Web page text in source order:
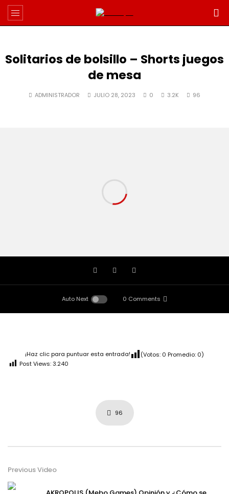
Solitarios de bolsillo – Shorts juegos
de mesa
ADMINISTRADOR JULIO 28, 2023 0 3.2K 96
Auto Next 0 Comments
¡Haz clic para puntuar esta entrada! (Votos: 0 Promedio: 0)
Post Views:3.240
96
Previous Video